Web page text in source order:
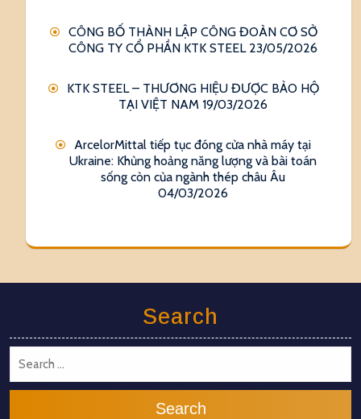
CÔNG BỐ THÀNH LẬP CÔNG ĐOÀN CƠ SỞ
CÔNG TY CỔ PHẦN KTK STEEL 23/05/2026
KTK STEEL – THƯƠNG HIỆU ĐƯỢC BẢO HỘ
TẠI VIỆT NAM 19/03/2026
ArcelorMittal tiếp tục đóng cửa nhà máy tại
Ukraine: Khủng hoảng năng lượng và bài toán
sống còn của ngành thép châu Âu
04/03/2026
Search
Search